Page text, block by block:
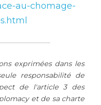
au-chomage-
exprimées dans les
responsabilité de
de l'article 3 des
et de sa charte